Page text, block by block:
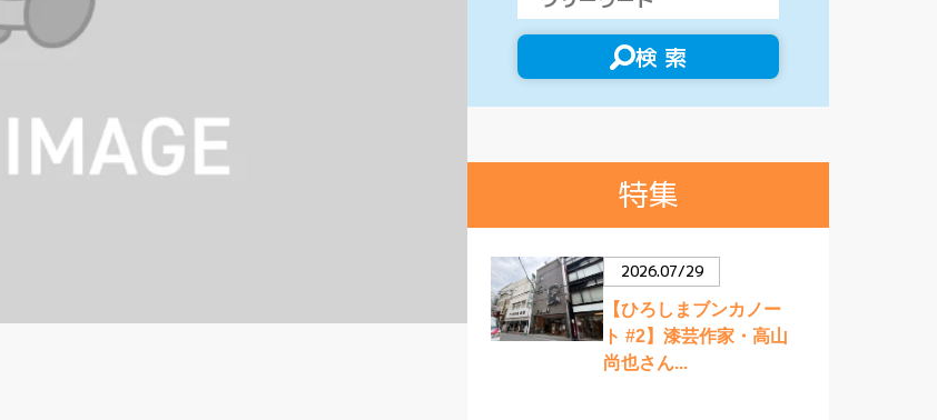
検 索
特集
2026.07/29
【ひろしまブンカノー
ト #2】漆芸作家・高山
尚也さん...